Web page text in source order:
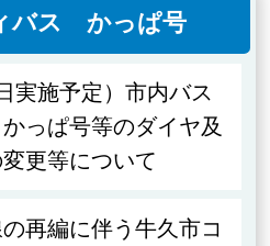
バス かっぱ号
実施予定）市内バス
っぱ号等のダイヤ及
更等について
の再編に伴う牛久市コ